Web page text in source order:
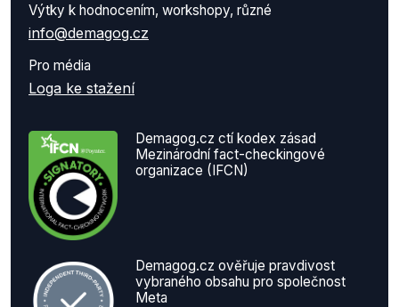
Výtky k hodnocením, workshopy, různé
info@demagog.cz
Pro média
Loga ke stažení
Demagog.cz ctí kodex zásad
Mezinárodní fact-checkingové
organizace (IFCN)
Demagog.cz ověřuje pravdivost
vybraného obsahu pro společnost
Meta